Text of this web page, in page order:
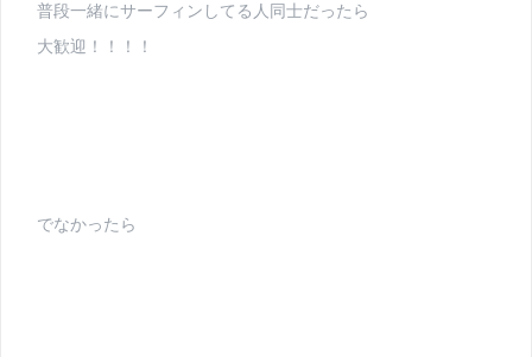
普段一緒にサーフィンしてる人同士だったら
大歓迎！！！！
でなかったら